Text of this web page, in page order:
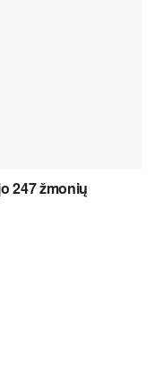
247 žmonių